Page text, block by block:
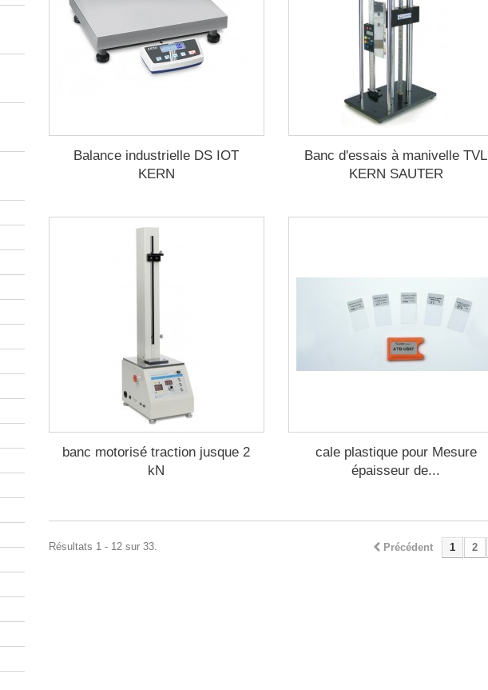
Balance industrielle DS IOT
KERN
Banc d'essais à manivelle TVL
KERN SAUTER
banc motorisé traction jusque 2
kN
cale plastique pour Mesure
épaisseur de...
Précédent 1 2
Résultats 1 - 12 sur 33.